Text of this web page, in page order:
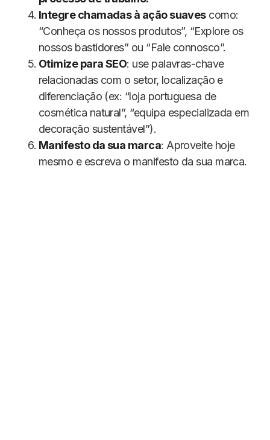
Integre chamadas à ação suavescomo:
“Conheça os nossos produtos”, “Explore os
nossos bastidores” ou “Fale connosco”.
Otimize para SEO: use palavras-chave
relacionadas com o setor, localização e
diferenciação (ex: “loja portuguesa de
cosmética natural”, “equipa especializada em
decoração sustentável”).
Manifesto da sua marca: Aproveite hoje
mesmo e escreva o manifesto da sua marca.